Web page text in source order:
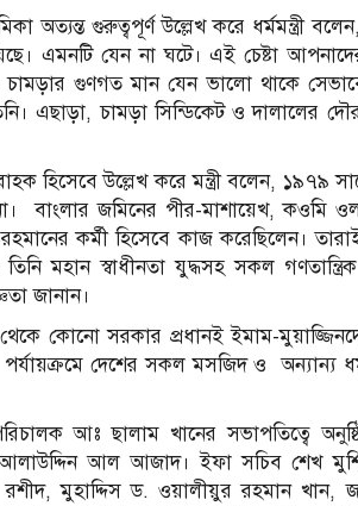
অত্যন্ত গুরুত্বপূর্ণ উল্লেখ করে ধর্মমন্ত্রী
এমনটি যেন না ঘটে। এই চেষ্টা
গুণগত মান যেন ভালো থাকে
এছাড়া, চামড়া সিন্ডিকেট ও দালালের
হিসেবে উল্লেখ করে মন্ত্রী বলেন, ১৯৭৯
জমিনের পীর-মাশায়েখ, কওমি
রহমানের কর্মী হিসেবে কাজ করেছিলেন।
তিনি মহান স্বাধীনতা যুদ্ধসহ সকল
জানান।
থেকে কোনো সরকার প্রধানই ইমাম-
দেশের সকল মসজিদ ও অন্যান্য
আঃ ছালাম খানের সভাপতিত্বে
আলাউদ্দিন আল আজাদ। ইফা সচিব শেখ
মুহাদ্দিস ড. ওয়ালীয়ুর রহমান খান,